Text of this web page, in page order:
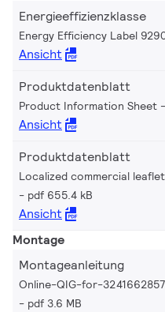
Energieeffizienzklasse
Energy Efficiency Label
Ansicht
Produktdatenblatt
Product Information Sheet
Ansicht
Produktdatenblatt
Localized commercial
pdf 655.4 kB
Ansicht
Montage
Montageanleitung
Online-QIG-for-
pdf 3.6 MB